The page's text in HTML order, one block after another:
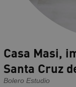
Casa Masi,
Santa Cruz
Bolero Estudio